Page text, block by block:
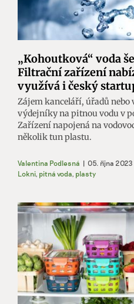
„Kohoutková“ voda
Filtrační zařízení
využívá i český
Zájem kanceláří, úřadů
výdejníky na pitnou vodu v
Zařízení napojená na
několik tun plastu.
Valentina Podlesná | 05. října 2023
Lokni, pitná voda plasty